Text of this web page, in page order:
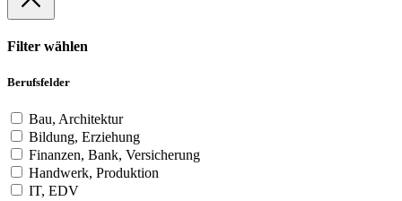
Filter wählen
Berufsfelder
Bau, Architektur
Bildung, Erziehung
Finanzen, Bank, Versicherung
Handwerk, Produktion
IT, EDV